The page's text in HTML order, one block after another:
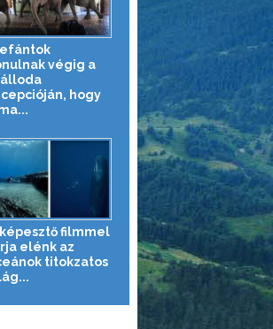
végig a
hogy
filmmel
elénk az
titokzatos